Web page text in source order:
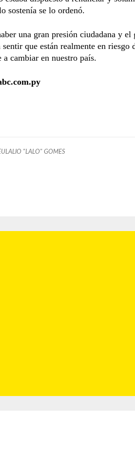
sostenía se lo ordenó.
una gran presión ciudadana y
sentir que están realmente en riesgo
a cambiar en nuestro país.
"LALO" GOMES